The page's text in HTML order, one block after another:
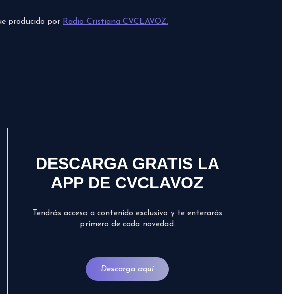
producido por Radio Cristiana CVCLAVOZ.
DESCARGA GRATIS LA
APP DE CVCLAVOZ
Tendrás acceso a contenido exclusivo y te enterarás
primero de cada novedad.
Descarga aquí